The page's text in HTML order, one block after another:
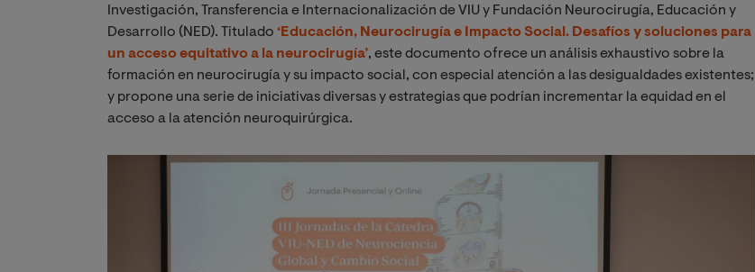
Investigación, Transferencia e Internacionalización de VIU y Fundación Neurocirugía, Educación y
Desarrollo (NED). Titulado ‘Educación, Neurocirugía e Impacto Social. Desafíos y soluciones para
un acceso equitativo a la neurocirugía’, este documento ofrece un análisis exhaustivo sobre la
formación en neurocirugía y su impacto social, con especial atención a las desigualdades existentes;
y propone una serie de iniciativas diversas y estrategias que podrían incrementar la equidad en el
acceso a la atención neuroquirúrgica.
Image